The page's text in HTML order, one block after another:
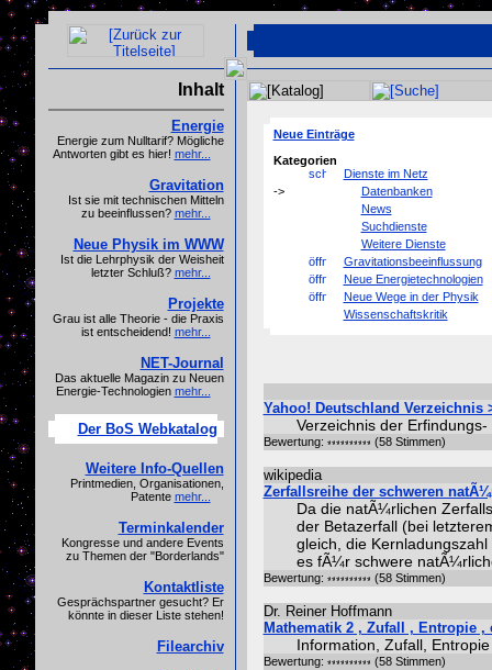
Inhalt
Energie
Energie zum Nulltarif? Mögliche
Antworten gibt es hier! mehr...
Gravitation
Ist sie mit technischen Mitteln
zu beeinflussen? mehr...
Neue Physik im WWW
Ist die Lehrphysik der Weisheit
letzter Schluß? mehr...
Projekte
Grau ist alle Theorie - die Praxis
ist entscheidend! mehr...
NET-Journal
Das aktuelle Magazin zu Neuen
Energie-Technologien mehr...
Der BoS Webkatalog
Weitere Info-Quellen
Printmedien, Organisationen,
Patente mehr...
Terminkalender
Kongresse und andere Events
zu Themen der "Borderlands"
Kontaktliste
Gesprächspartner gesucht? Er
könnte in dieser Liste stehen!
Filearchiv
Neue Einträge
Kategorien
Dienste im Netz
Datenbanken
News
Suchdienste
Weitere Dienste
Gravitationsbeeinflussung
Neue Energietechnologien
Neue Wege in der Physik
Wissenschaftskritik
Yahoo! Deutschland
Verzeichnis der
Bewertung: (58 Stimmen)
wikipedia
Zerfallsreihe der schweren
Da die natÃ¼rlichen
der Betazerfall (bei
gleich, die
es fÃ¼r schwere
Bewertung: (58 Stimmen)
Dr. Reiner Hoffmann
Mathematik 2 , Zufall , Entropie
Information, Zufall,
Bewertung: (58 Stimmen)